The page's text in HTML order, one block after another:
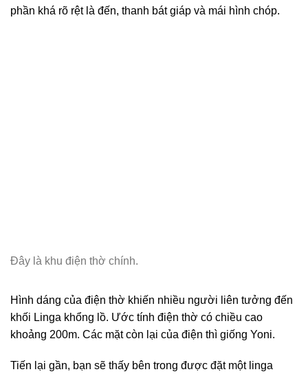
phần khá rõ rệt là đến, thanh bát giáp và mái hình chóp.
Đây là khu điện thờ chính.
Hình dáng của điện thờ khiến nhiều người liên tưởng đến
khối Linga khổng lồ. Ước tính điện thờ có chiều cao
khoảng 200m. Các mặt còn lại của điện thì giống Yoni.
Tiến lại gần, bạn sẽ thấy bên trong được đặt một linga